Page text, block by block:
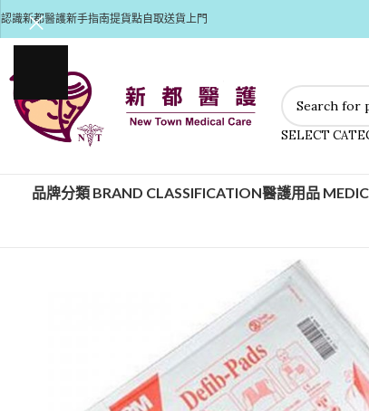
認識新都醫護新手指南提貨點自取送貨上門
SELECT
品牌分類 BRAND CLASSIFICATION醫護用品